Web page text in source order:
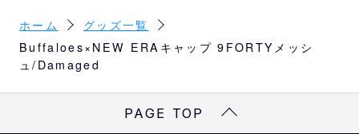
アジャスタブル(57cm～61cm)
カラー
ブラック、ウォッシュドデニム
ホーム
グッズ一覧
Buffaloes×NEW ERAキャップ 9FORTYメッシ
ュ/Damaged
PAGE TOP